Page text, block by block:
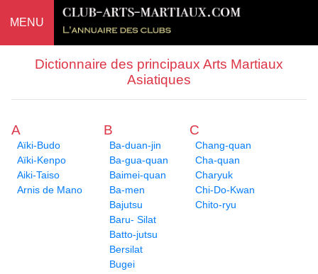
MENU
Dictionnaire des principaux Arts Martiaux
Asiatiques
A
Aïki-Budo
Aïki-Kenpo
Aiki-Taiso
Arnis de Mano
B
Ba-duan-jin
Ba-gua-quan
Baimei-quan
Ba-men
Bajutsu
Baru- Silat
Batto-jutsu
Bersilat
Bugei
C
Chang-quan
Cha-quan
Charyuk
Chi-Do-Kwan
Chito-ryu